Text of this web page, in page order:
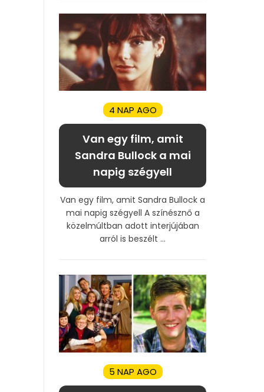
4 NAP AGO
Van egy film, amit
Sandra Bullock a mai
napig szégyell
Van egy film, amit Sandra Bullock a
mai napig szégyell A színésznő a
közelmúltban adott interjújában
arról is beszélt ...
5 NAP AGO